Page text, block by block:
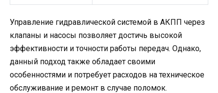
Управление гидравлической системой в АКПП через
клапаны и насосы позволяет достичь высокой
эффективности и точности работы передач. Однако,
данный подход также обладает своими
особенностями и потребует расходов на техническое
обслуживание и ремонт в случае поломок.